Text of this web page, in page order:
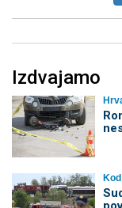
Izdvajamo